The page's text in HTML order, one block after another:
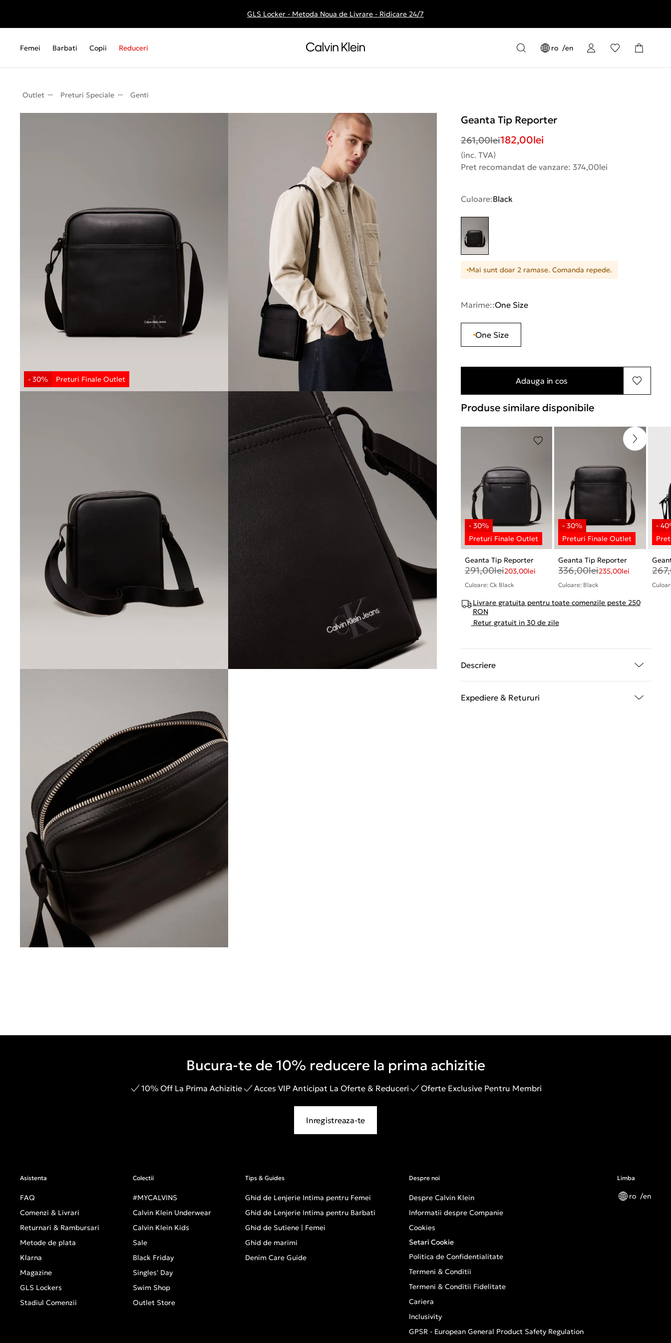
Livrare gratuita la comenzile de peste 250 RON
GLS Locker - Metoda Noua de Livrare - Ridicare 24/7
Femei Barbati Copii Reduceri ro en
Outlet Preturi Speciale Genti
Geanta Tip Reporter
261,00lei182,00lei
(inc. TVA)
Pret recomandat de vanzare: 374,00lei
Culoare:Black
Mai sunt doar 2 ramase. Comanda repede.
Marime::One Size
One Size
Adauga in cos
Produse similare disponibile
Geanta Tip Reporter
291,00lei203,00lei
Culoare: Ck Black
Geanta Tip Reporter
336,00lei235,00lei
Culoare: Black
Livrare gratuita pentru toate comenzile peste 250
RON
Retur gratuit in 30 de zile
Descriere
Expediere & Retururi
Bucura-te de 10% reducere la prima achizitie
10% Off La Prima Achizitie Acces VIP Anticipat La Oferte & Reduceri Oferte Exclusive Pentru Membri
Inregistreaza-te
Asistenta
FAQ
Comenzi & Livrari
Returnari & Rambursari
Metode de plata
Klarna
Magazine
GLS Lockers
Stadiul Comenzii
Colectii
#MYCALVINS
Calvin Klein Underwear
Calvin Klein Kids
Sale
Black Friday
Singles' Day
Swim Shop
Outlet Store
Tips & Guides
Ghid de Lenjerie Intima pentru Femei
Ghid de Lenjerie Intima pentru Barbati
Ghid de Sutiene | Femei
Ghid de marimi
Denim Care Guide
Despre noi
Despre Calvin Klein
Informatii despre Companie
Cookies
Setari Cookie
Politica de Confidentialitate
Termeni & Conditii
Termeni & Conditii Fidelitate
Cariera
Inclusivity
GPSR - European General Product Safety Regulation
Limba
ro en